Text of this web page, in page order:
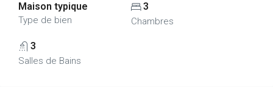
Maison typique
Type de bien
3
Chambres
3
Salles de Bains